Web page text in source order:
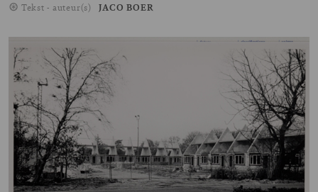
Tekst - auteur(s) JACO BOER